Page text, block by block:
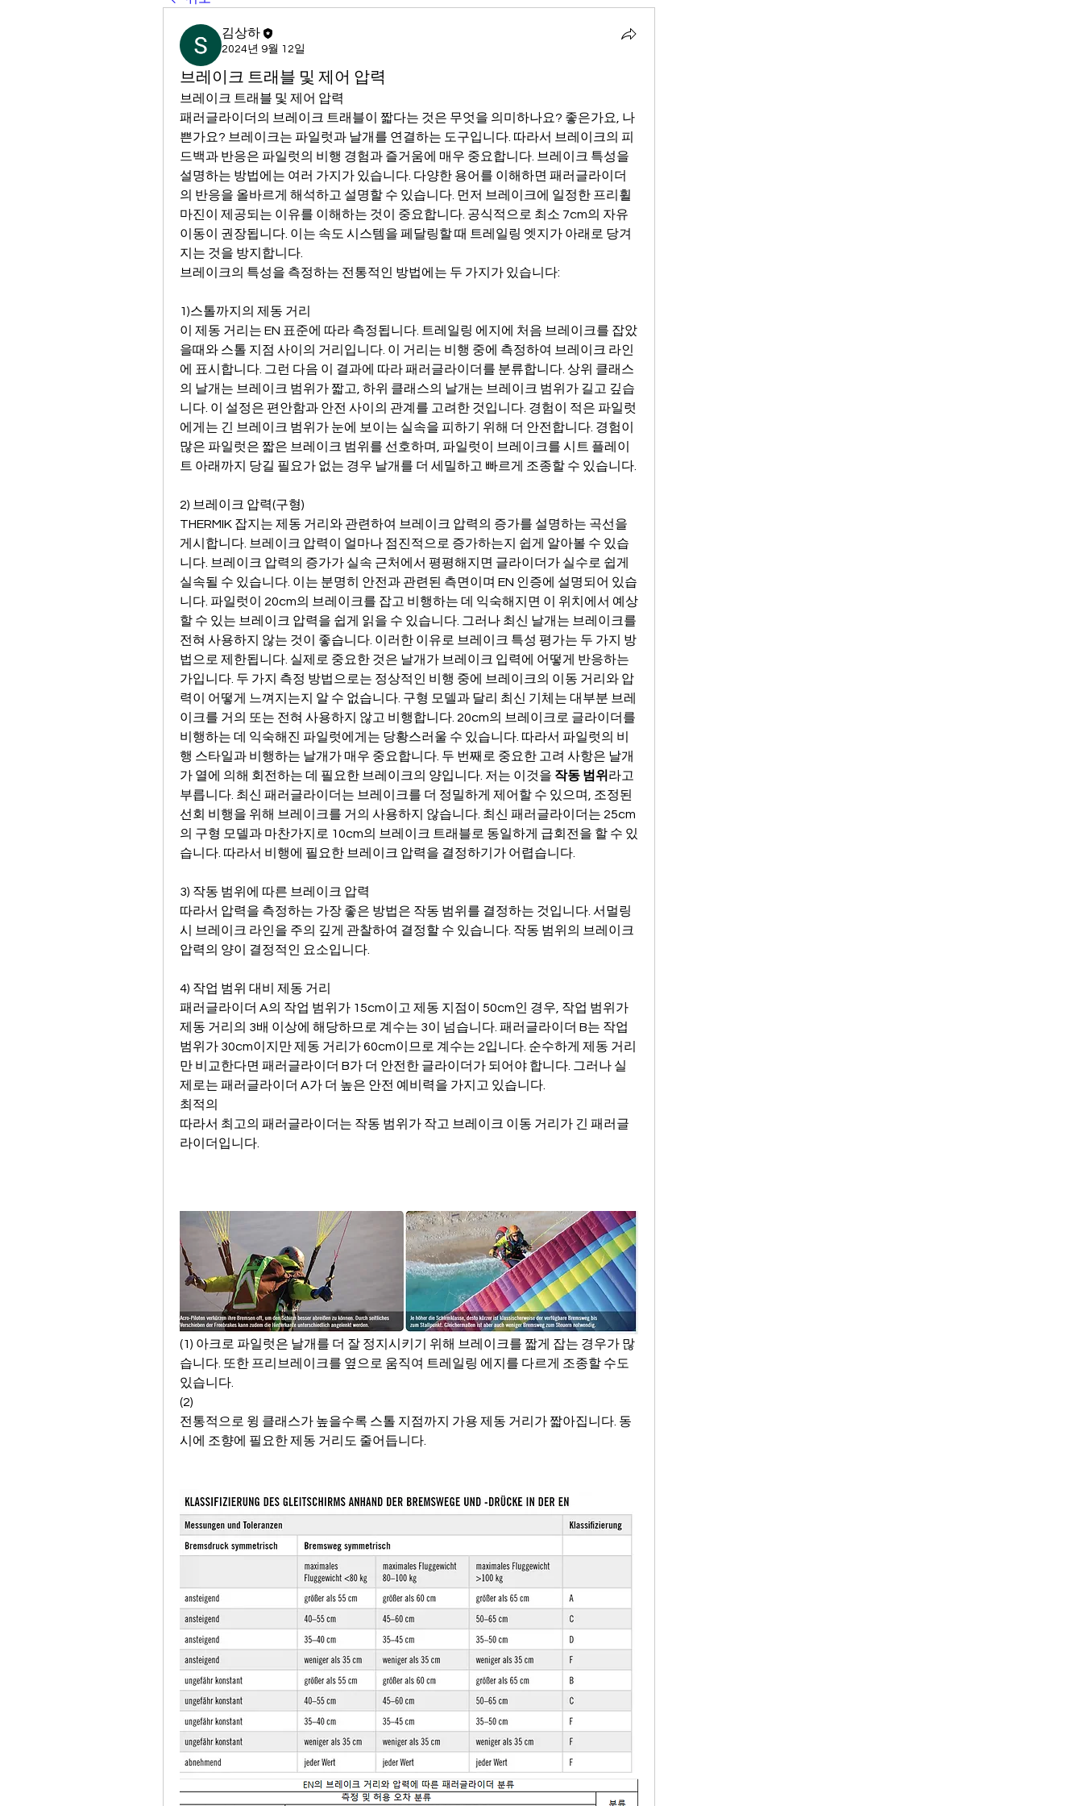
김상하
2024년 9월 12일
브레이크 트래블 및 제어 압력
브레이크 트래블 및 제어 압력
패러글라이더의 브레이크 트래블이 짧다는 것은 무엇을 의미하나요? 좋은가요, 나
쁜가요? 브레이크는 파일럿과 날개를 연결하는 도구입니다. 따라서 브레이크의 피
드백과 반응은 파일럿의 비행 경험과 즐거움에 매우 중요합니다. 브레이크 특성을
설명하는 방법에는 여러 가지가 있습니다. 다양한 용어를 이해하면 패러글라이더
의 반응을 올바르게 해석하고 설명할 수 있습니다. 먼저 브레이크에 일정한 프리휠
마진이 제공되는 이유를 이해하는 것이 중요합니다. 공식적으로 최소 7cm의 자유
이동이 권장됩니다. 이는 속도 시스템을 페달링할 때 트레일링 엣지가 아래로 당겨
지는 것을 방지합니다.
브레이크의 특성을 측정하는 전통적인 방법에는 두 가지가 있습니다:
1)스톨까지의 제동 거리
이 제동 거리는 EN 표준에 따라 측정됩니다. 트레일링 에지에 처음 브레이크를 잡았
을때와 스톨 지점 사이의 거리입니다. 이 거리는 비행 중에 측정하여 브레이크 라인
에 표시합니다. 그런 다음 이 결과에 따라 패러글라이더를 분류합니다. 상위 클래스
의 날개는 브레이크 범위가 짧고, 하위 클래스의 날개는 브레이크 범위가 길고 깊습
니다. 이 설정은 편안함과 안전 사이의 관계를 고려한 것입니다. 경험이 적은 파일럿
에게는 긴 브레이크 범위가 눈에 보이는 실속을 피하기 위해 더 안전합니다. 경험이
많은 파일럿은 짧은 브레이크 범위를 선호하며, 파일럿이 브레이크를 시트 플레이
트 아래까지 당길 필요가 없는 경우 날개를 더 세밀하고 빠르게 조종할 수 있습니다.
2) 브레이크 압력(구형)
THERMIK 잡지는 제동 거리와 관련하여 브레이크 압력의 증가를 설명하는 곡선을
게시합니다. 브레이크 압력이 얼마나 점진적으로 증가하는지 쉽게 알아볼 수 있습
니다. 브레이크 압력의 증가가 실속 근처에서 평평해지면 글라이더가 실수로 쉽게
실속될 수 있습니다. 이는 분명히 안전과 관련된 측면이며 EN 인증에 설명되어 있습
니다. 파일럿이 20cm의 브레이크를 잡고 비행하는 데 익숙해지면 이 위치에서 예상
할 수 있는 브레이크 압력을 쉽게 읽을 수 있습니다. 그러나 최신 날개는 브레이크를
전혀 사용하지 않는 것이 좋습니다. 이러한 이유로 브레이크 특성 평가는 두 가지 방
법으로 제한됩니다. 실제로 중요한 것은 날개가 브레이크 입력에 어떻게 반응하는
가입니다. 두 가지 측정 방법으로는 정상적인 비행 중에 브레이크의 이동 거리와 압
력이 어떻게 느껴지는지 알 수 없습니다. 구형 모델과 달리 최신 기체는 대부분 브레
이크를 거의 또는 전혀 사용하지 않고 비행합니다. 20cm의 브레이크로 글라이더를
비행하는 데 익숙해진 파일럿에게는 당황스러울 수 있습니다. 따라서 파일럿의 비
행 스타일과 비행하는 날개가 매우 중요합니다. 두 번째로 중요한 고려 사항은 날개
가 열에 의해 회전하는 데 필요한 브레이크의 양입니다. 저는 이것을 작동 범위 라고
부릅니다. 최신 패러글라이더는 브레이크를 더 정밀하게 제어할 수 있으며, 조정된
선회 비행을 위해 브레이크를 거의 사용하지 않습니다. 최신 패러글라이더는 25cm
의 구형 모델과 마찬가지로 10cm의 브레이크 트래블로 동일하게 급회전을 할 수 있
습니다. 따라서 비행에 필요한 브레이크 압력을 결정하기가 어렵습니다.
3) 작동 범위에 따른 브레이크 압력
따라서 압력을 측정하는 가장 좋은 방법은 작동 범위를 결정하는 것입니다. 서멀링
시 브레이크 라인을 주의 깊게 관찰하여 결정할 수 있습니다. 작동 범위의 브레이크
압력의 양이 결정적인 요소입니다.
4) 작업 범위 대비 제동 거리
패러글라이더 A의 작업 범위가 15cm이고 제동 지점이 50cm인 경우, 작업 범위가
제동 거리의 3배 이상에 해당하므로 계수는 3이 넘습니다. 패러글라이더 B는 작업
범위가 30cm이지만 제동 거리가 60cm이므로 계수는 2입니다. 순수하게 제동 거리
만 비교한다면 패러글라이더 B가 더 안전한 글라이더가 되어야 합니다. 그러나 실
제로는 패러글라이더 A가 더 높은 안전 예비력을 가지고 있습니다.
최적의
따라서 최고의 패러글라이더는 작동 범위가 작고 브레이크 이동 거리가 긴 패러글
라이더입니다.
(1) 아크로 파일럿은 날개를 더 잘 정지시키기 위해 브레이크를 짧게 잡는 경우가 많
습니다. 또한 프리브레이크를 옆으로 움직여 트레일링 에지를 다르게 조종할 수도
있습니다.
(2)
전통적으로 윙 클래스가 높을수록 스톨 지점까지 가용 제동 거리가 짧아집니다. 동
시에 조향에 필요한 제동 거리도 줄어듭니다.